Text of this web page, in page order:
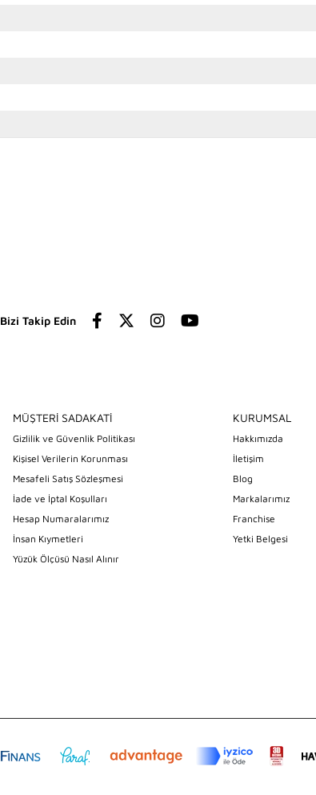
Bizi Takip Edin
MÜŞTERİ SADAKATİ
Gizlilik ve Güvenlik Politikası
Kişisel Verilerin Korunması
Mesafeli Satış Sözleşmesi
İade ve İptal Koşulları
Hesap Numaralarımız
İnsan Kıymetleri
Yüzük Ölçüsü Nasıl Alınır
KURUMSAL
Hakkımızda
İletişim
Blog
Markalarımız
Franchise
Yetki Belgesi